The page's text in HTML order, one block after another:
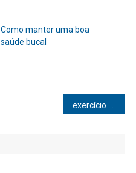
Como manter uma boa
saúde bucal